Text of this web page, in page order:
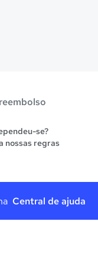
se?
nossas regras
Central de ajuda